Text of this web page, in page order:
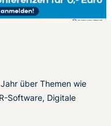
über Themen wie
Software, Digitale